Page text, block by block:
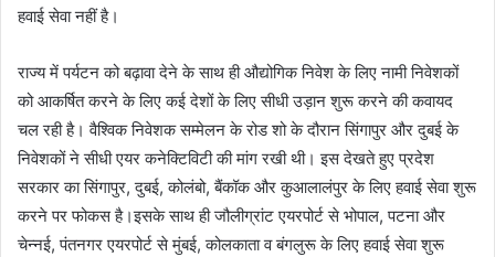
हवाई सेवा नहीं है।
राज्य में पर्यटन को बढ़ावा देने के साथ ही औद्योगिक निवेश के लिए नामी निवेशकों
को आकर्षित करने के लिए कई देशों के लिए सीधी उड़ान शुरू करने की कवायद
चल रही है। वैश्विक निवेशक सम्मेलन के रोड शो के दौरान सिंगापुर और दुबई के
निवेशकों ने सीधी एयर कनेक्टिविटी की मांग रखी थी। इस देखते हुए प्रदेश
सरकार का सिंगापुर, दुबई, कोलंबो, बैंकॉक और कुआलालंपुर के लिए हवाई सेवा शुरू
करने पर फोकस है।इसके साथ ही जौलीग्रांट एयरपोर्ट से भोपाल, पटना और
चेन्नई, पंतनगर एयरपोर्ट से मुंबई, कोलकाता व बंगलुरू के लिए हवाई सेवा शुरू